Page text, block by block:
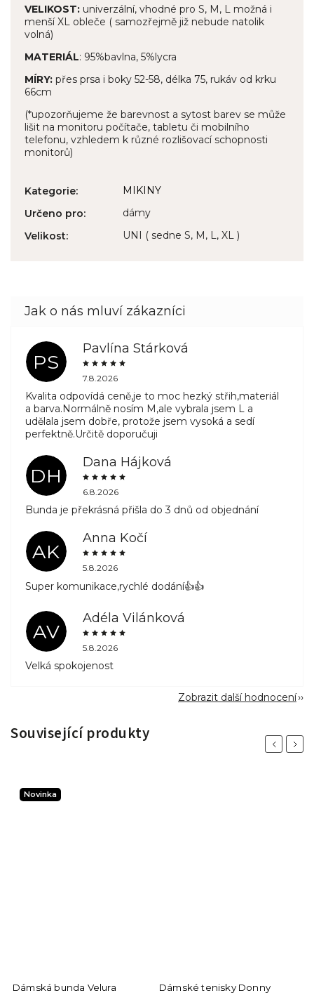
VELIKOST: univerzální, vhodné pro S, M, L možná i
menší XL obleče ( samozřejmě již nebude natolik
volná)
MATERIÁL: 95%bavlna, 5%lycra
MÍRY: přes prsa i boky 52-58, délka 75, rukáv od krku
66cm
(*upozorňujeme že barevnost a sytost barev se může
lišit na monitoru počítače, tabletu či mobilního
telefonu, vzhledem k různé rozlišovací schopnosti
monitorů)
Kategorie:
MIKINY
Určeno pro:
dámy
Velikost: UNI ( sedne S, M, L, XL )
PS
Pavlína Stárková
7.8.2026
Kvalita odpovídá ceně,je to moc hezký střih,materiál
a barva.Normálně nosím M,ale vybrala jsem L a
udělala jsem dobře, protože jsem vysoká a sedí
perfektně.Určitě doporučuji
DH
Dana Hájková
6.8.2026
Bunda je překrásná přišla do 3 dnů od objednání
AK
Anna Kočí
5.8.2026
Super komunikace,rychlé dodání👍👍
AV
Adéla Vilánková
5.8.2026
Velká spokojenost
Zobrazit další hodnocení
Související produkty
Previous
Novinka
Dámská bunda Velura Dámské tenisky Donny
Next